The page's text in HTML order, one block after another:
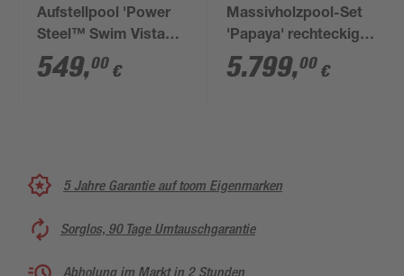
Aufstellpool 'Power
Steel™ Swim Vista
Series™' Komplett-
Set mit
549,00 €
Massivholzpool-Set
'Papaya' rechteckig
520 × 320 × 133 cm
5.799,00 €
5 Jahre Garantie auf toom Eigenmarken
Sorglos, 90 Tage Umtauschgarantie
Abholung im Markt in 2 Stunden